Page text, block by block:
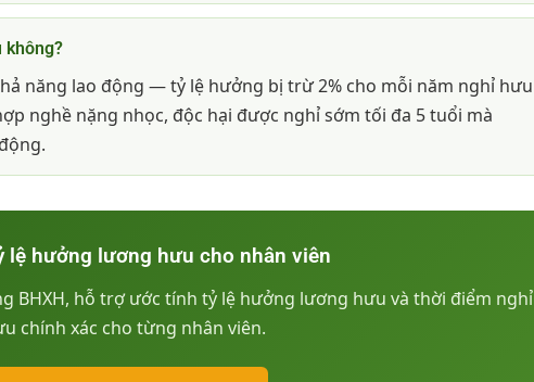
không?
năng lao động — tỷ lệ hưởng bị trừ 2% cho mỗi năm nghỉ hưu
nghề nặng nhọc, độc hại được nghỉ sớm tối đa 5 tuổi mà
lệ hưởng lương hưu cho nhân viên
BHXH, hỗ trợ ước tính tỷ lệ hưởng lương hưu và thời điểm nghỉ
chính xác cho từng nhân viên.